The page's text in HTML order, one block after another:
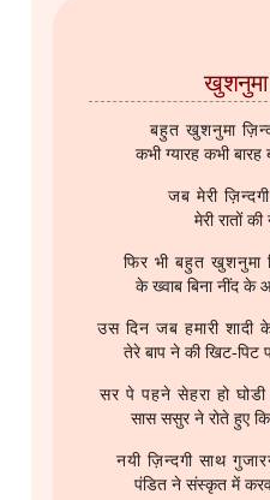
खुशनुमा
बहुत खुशनुमा
कभी ग्यारह कभी
जब मेरी
मेरी रातों
फिर भी बहुत खुशनुमा
के ख्वाब बिना नींद के
उस दिन जब हमारी शादी
तेरे बाप ने की खिट-पिट
सर पे पहने सेहरा हो
सास ससुर ने रोते हुए
नयी ज़िन्दगी साथ
पंडित ने संस्कृत में